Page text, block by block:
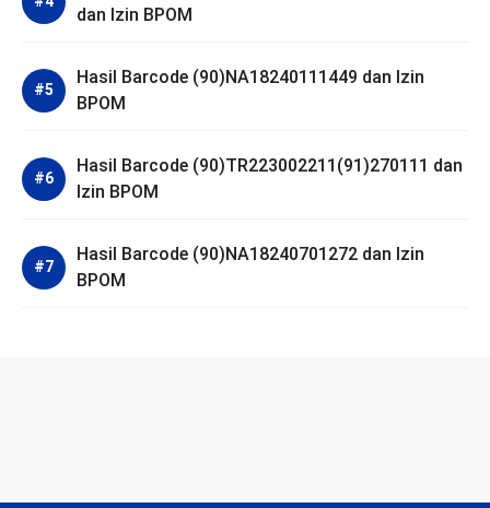
dan Izin BPOM
Hasil Barcode (90)NA18240111449 dan Izin
BPOM
Hasil Barcode (90)TR223002211(91)270111 dan
Izin BPOM
Hasil Barcode (90)NA18240701272 dan Izin
BPOM